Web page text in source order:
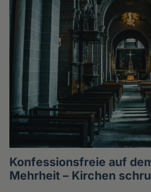
Konfessionsfreie auf
Mehrheit – Kirchen